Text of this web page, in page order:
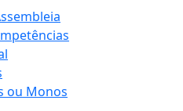
ou Monos